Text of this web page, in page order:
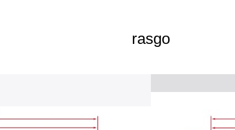
rasgo